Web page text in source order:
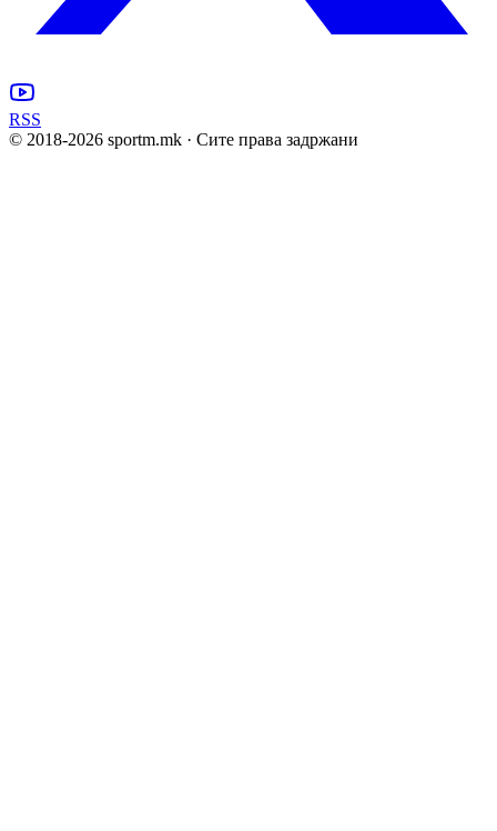
RSS
© 2018-2026 sportm.mk · Сите права задржани